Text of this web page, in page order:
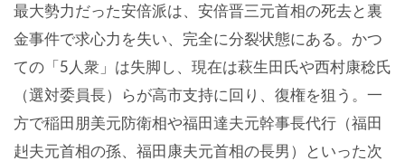
最大勢力だった安倍派は、安倍晋三元首相の死去と裏
金事件で求心力を失い、完全に分裂状態にある。かつ
ての「5人衆」は失脚し、現在は萩生田氏や西村康稔氏
（選対委員長）らが高市支持に回り、復権を狙う。一
方で稲田朋美元防衛相や福田達夫元幹事長代行（福田
赳夫元首相の孫、福田康夫元首相の長男）といった次